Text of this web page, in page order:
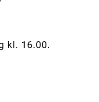
kl. 16.00.